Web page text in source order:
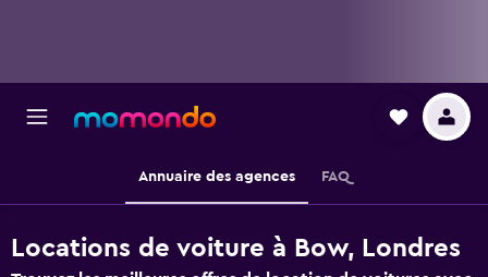
Annuaire des agences FAQ
Locations de voiture à Bow, Londres